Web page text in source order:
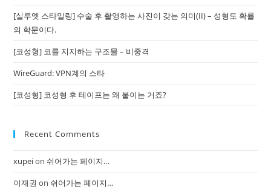
[실루엣 스타일링] 수술 후 촬영하는 사진이 갖는 의미(II) – 성형도 확률
의 학문이다.
[코성형] 코를 지지하는 구조물 – 비중격
WireGuard: VPN계의 스타
[코성형] 코성형 후 테이프는 왜 붙이는 거죠?
Recent Comments
xupeion 쉬어가는 페이지…
이재권 on 쉬어가는 페이지…